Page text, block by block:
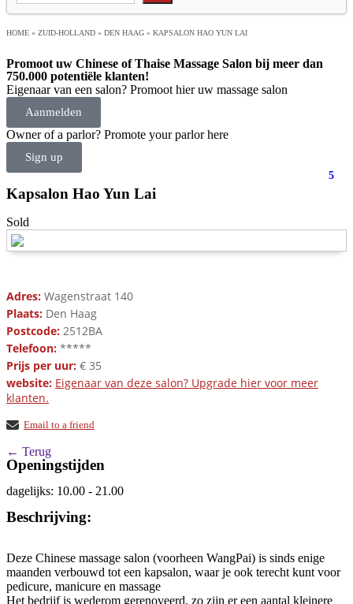
HOME » ZUID-HOLLAND » DEN HAAG » KAPSALON HAO YUN LAI
Promoot uw Chinese of Thaise Massage Salon bij meer dan
750.000 potentiële klanten!
Eigenaar van een salon? Promoot hier uw massage salon
Aanmelden
Owner of a parlor? Promote your parlor here
Sign up
Kapsalon Hao Yun Lai
5
Sold
Adres: Wagenstraat 140
Plaats: Den Haag
Postcode: 2512BA
Telefoon: *****
Prijs per uur: € 35
website: Eigenaar van deze salon? Upgrade hier voor meer
klanten.
Email to a friend
← Terug
Openingstijden
dagelijks: 10.00 - 21.00
Beschrijving:
Deze Chinese massage salon (voorheen WangPai) is sinds enige
maanden verbouwd tot een kapsalon, waar je ook terecht kunt voor
pedicure, manicure en massage
Het bedrijf is wederom gerenoveerd, zo zijn er een aantal kleinere